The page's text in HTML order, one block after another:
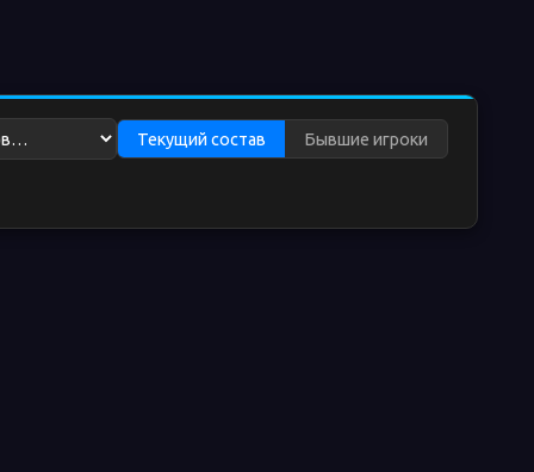
Текущий состав Бывшие игроки